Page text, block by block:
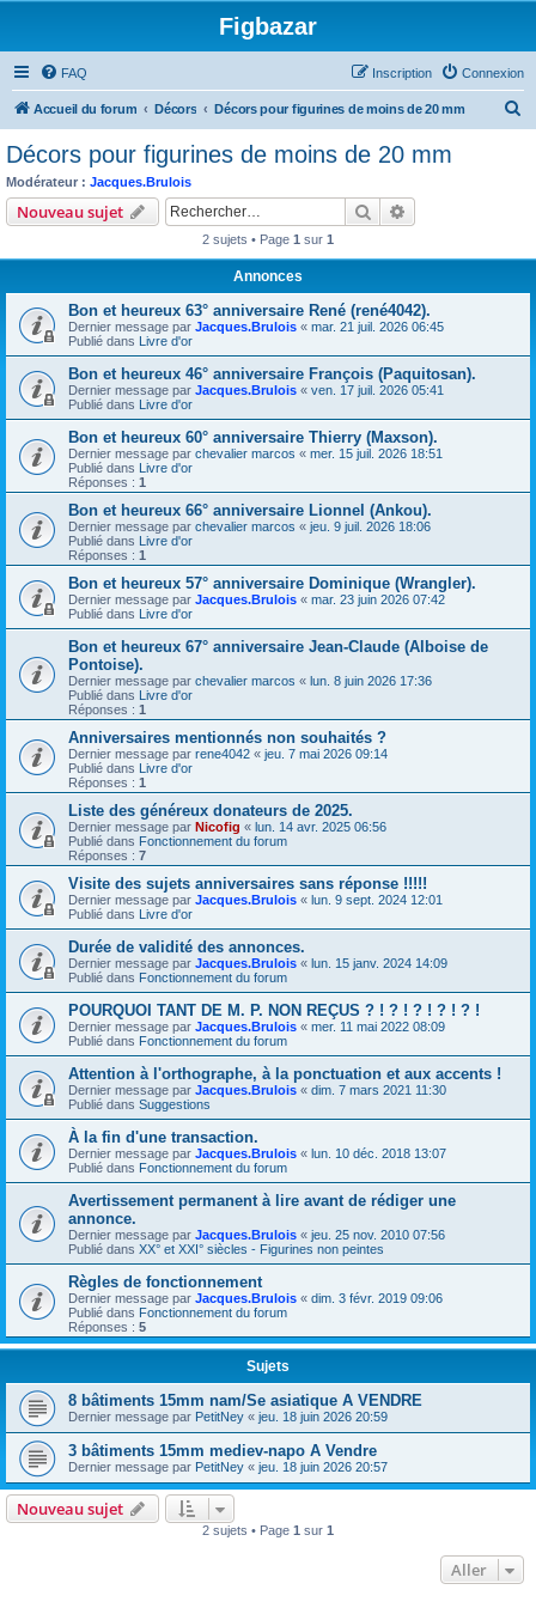
Figbazar
FAQ Connexion
Inscription
Accueil du forum Décors Décors pour figurines de moins de 20 mm
Décors pour figurines de moins de 20 mm
Modérateur : Jacques.Brulois
Nouveau sujet Rechercher
2 sujets • Page 1 sur 1
Annonces
Bon et heureux 63° anniversaire René (rené4042).
Dernier message par Jacques.Brulois « mar. 21 juil. 2026 06:45
Publié dans Livre d'or
Bon et heureux 46° anniversaire François (Paquitosan).
Dernier message par Jacques.Brulois « ven. 17 juil. 2026 05:41
Publié dans Livre d'or
Bon et heureux 60° anniversaire Thierry (Maxson).
Dernier message par chevalier marcos « mer. 15 juil. 2026 18:51
Publié dans Livre d'or
Réponses : 1
Bon et heureux 66° anniversaire Lionnel (Ankou).
Dernier message par chevalier marcos « jeu. 9 juil. 2026 18:06
Publié dans Livre d'or
Réponses : 1
Bon et heureux 57° anniversaire Dominique (Wrangler).
Dernier message par Jacques.Brulois « mar. 23 juin 2026 07:42
Publié dans Livre d'or
Bon et heureux 67° anniversaire Jean-Claude (Alboise de
Pontoise).
Dernier message par chevalier marcos « lun. 8 juin 2026 17:36
Publié dans Livre d'or
Réponses : 1
Anniversaires mentionnés non souhaités ?
Dernier message par rene4042 « jeu. 7 mai 2026 09:14
Publié dans Livre d'or
Réponses : 1
Liste des généreux donateurs de 2025.
Dernier message par Nicofig « lun. 14 avr. 2025 06:56
Publié dans Fonctionnement du forum
Réponses : 7
Visite des sujets anniversaires sans réponse !!!!!
Dernier message par Jacques.Brulois « lun. 9 sept. 2024 12:01
Publié dans Livre d'or
Durée de validité des annonces.
Dernier message par Jacques.Brulois « lun. 15 janv. 2024 14:09
Publié dans Fonctionnement du forum
POURQUOI TANT DE M. P. NON REÇUS ? ! ? ! ? ! ? ! ? !
Dernier message par Jacques.Brulois « mer. 11 mai 2022 08:09
Publié dans Fonctionnement du forum
Attention à l'orthographe, à la ponctuation et aux accents !
Dernier message par Jacques.Brulois « dim. 7 mars 2021 11:30
Publié dans Suggestions
À la fin d'une transaction.
Dernier message par Jacques.Brulois « lun. 10 déc. 2018 13:07
Publié dans Fonctionnement du forum
Avertissement permanent à lire avant de rédiger une
annonce.
Dernier message par Jacques.Brulois « jeu. 25 nov. 2010 07:56
Publié dans XX° et XXI° siècles - Figurines non peintes
Règles de fonctionnement
Dernier message par Jacques.Brulois « dim. 3 févr. 2019 09:06
Publié dans Fonctionnement du forum
Réponses : 5
Sujets
8 bâtiments 15mm nam/Se asiatique A VENDRE
Dernier message par PetitNey « jeu. 18 juin 2026 20:59
3 bâtiments 15mm mediev-napo A Vendre
Dernier message par PetitNey « jeu. 18 juin 2026 20:57
Nouveau sujet
2 sujets • Page 1 sur 1
Aller